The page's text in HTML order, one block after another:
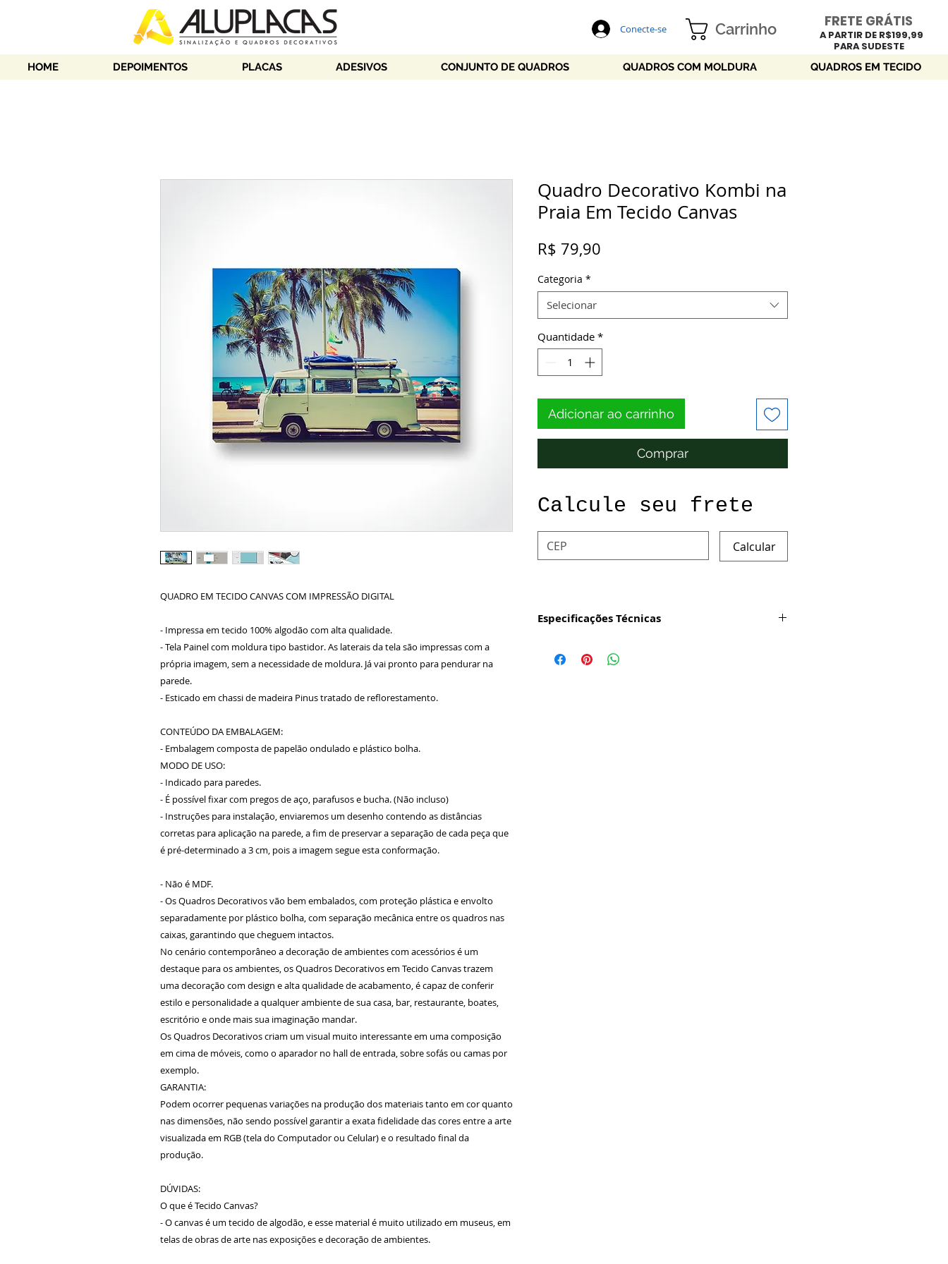
Conecte-se Carrinho FRETE GRÁTIS
A PARTIR DE R$199,99
PARA SUDESTE
HOME DEPOIMENTOS PLACAS ADESIVOS CONJUNTO DE QUADROS QUADROS COM MOLDURA QUADROS EM TECIDO
QUADRO EM TECIDO CANVAS COM IMPRESSÃO DIGITAL
- Impressa em tecido 100% algodão com alta qualidade.
- Tela Painel com moldura tipo bastidor. As laterais da tela são impressas com a
própria imagem, sem a necessidade de moldura. Já vai pronto para pendurar na
parede.
- Esticado em chassi de madeira Pinus tratado de reflorestamento.
CONTEÚDO DA EMBALAGEM:
- Embalagem composta de papelão ondulado e plástico bolha.
MODO DE USO:
- Indicado para paredes.
- É possível fixar com pregos de aço, parafusos e bucha. (Não incluso)
- Instruções para instalação, enviaremos um desenho contendo as distâncias
corretas para aplicação na parede, a fim de preservar a separação de cada peça que
é pré-determinado a 3 cm, pois a imagem segue esta conformação.
- Não é MDF.
- Os Quadros Decorativos vão bem embalados, com proteção plástica e envolto
separadamente por plástico bolha, com separação mecânica entre os quadros nas
caixas, garantindo que cheguem intactos.
No cenário contemporâneo a decoração de ambientes com acessórios é um
destaque para os ambientes, os Quadros Decorativos em Tecido Canvas trazem
uma decoração com design e alta qualidade de acabamento, é capaz de conferir
estilo e personalidade a qualquer ambiente de sua casa, bar, restaurante, boates,
escritório e onde mais sua imaginação mandar.
Os Quadros Decorativos criam um visual muito interessante em uma composição
em cima de móveis, como o aparador no hall de entrada, sobre sofás ou camas por
exemplo.
GARANTIA:
Podem ocorrer pequenas variações na produção dos materiais tanto em cor quanto
nas dimensões, não sendo possível garantir a exata fidelidade das cores entre a arte
visualizada em RGB (tela do Computador ou Celular) e o resultado final da
produção.
DÚVIDAS:
O que é Tecido Canvas?
- O canvas é um tecido de algodão, e esse material é muito utilizado em museus, em
telas de obras de arte nas exposições e decoração de ambientes.
Quadro Decorativo Kombi na
Praia Em Tecido Canvas
R$ 79,90
Categoria *
Selecionar
Quantidade *
Adicionar ao carrinho
Comprar
Calcule seu frete
Calcular
Especificações Técnicas
- Médio: